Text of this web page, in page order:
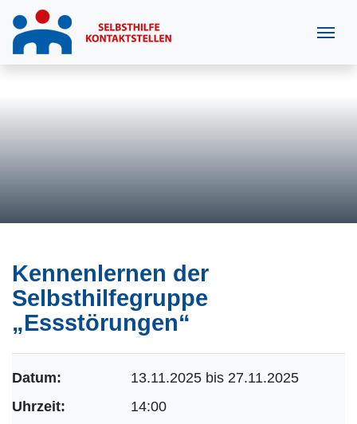
Kennenlernen der
Selbsthilfegruppe
„Essstörungen“
Datum:
13.11.2025 bis 27.11.2025
Uhrzeit:
14:00